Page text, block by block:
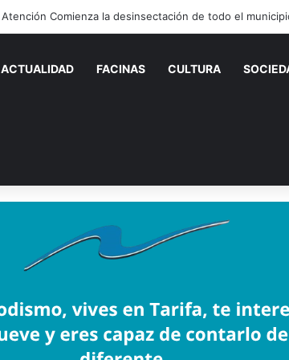
Retiran 30 metros cúbicos de escombros en la zona de
ACTUALIDAD FACINAS CULTURA